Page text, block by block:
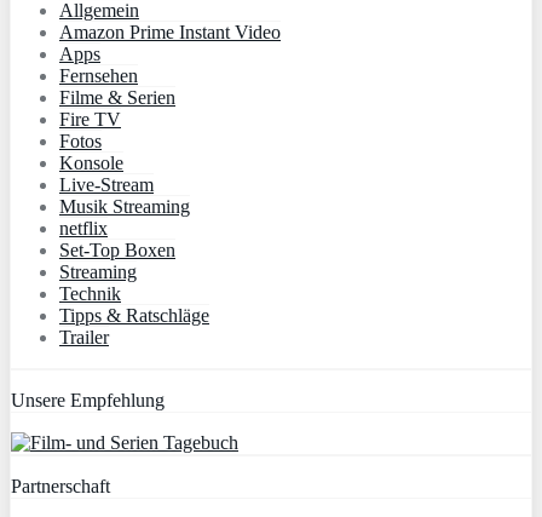
Allgemein
Amazon Prime Instant Video
Apps
Fernsehen
Filme & Serien
Fire TV
Fotos
Konsole
Live-Stream
Musik Streaming
netflix
Set-Top Boxen
Streaming
Technik
Tipps & Ratschläge
Trailer
Unsere Empfehlung
Partnerschaft